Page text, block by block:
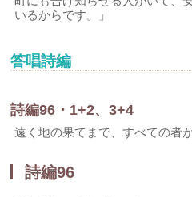
いるからです。」
答唱詩編
詩編96・1+2、3+4
遠く地の果てまで、すべての者
詩編96